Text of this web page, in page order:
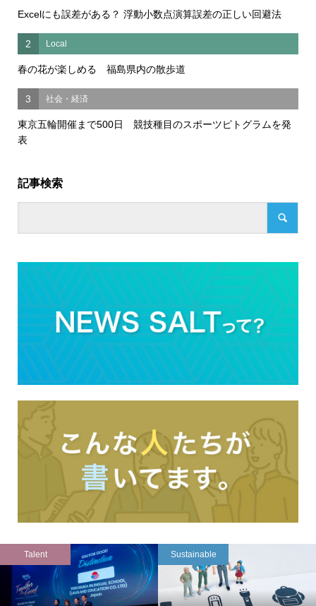
Excelにも誤差がある？ 浮動小数点演算誤差の正しい回避法
2 Local
春の花が楽しめる 福島県内の散歩道
3 社会・経済
東京五輪開催まで500日 競技種目のスポーツピトグラムを発
表
記事検索
Talent Sustainable